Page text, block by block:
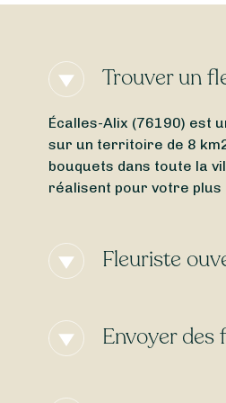
Trouver un
Écalles-Alix (76190) est
sur un territoire de 8
bouquets dans toute la
réalisent pour votre plus
Fleuriste
clics un fleuriste ouvert
Envoyer des